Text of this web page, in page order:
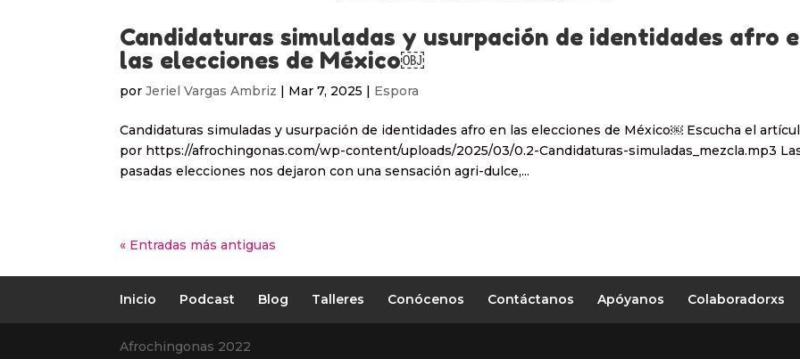
Candidaturas simuladas y usurpación de identidades afro
las elecciones de México￼
porJeriel Vargas Ambriz | Mar 7, 2025 | Espora
Candidaturas simuladas y usurpación de identidades afro en las elecciones de México￼ Escucha el
por https://afrochingonas.com/wp-content/uploads/2025/03/0.2-Candidaturas-simuladas_mezcla.mp3
pasadas elecciones nos dejaron con una sensación agri-dulce,...
« Entradas más antiguas
Inicio Podcast Blog Talleres Conócenos Contáctanos Apóyanos Colaboradorxs
Afrochingonas 2022